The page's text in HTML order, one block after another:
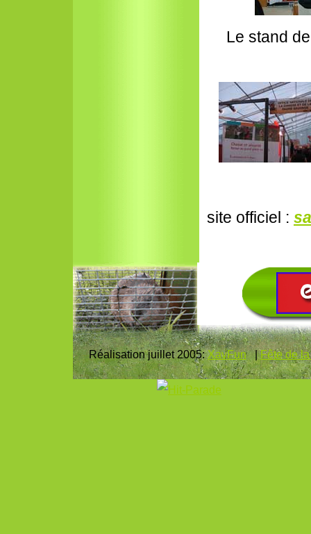
Le stand
site officiel :
Réalisation juillet 2005:XavFun|Fête de